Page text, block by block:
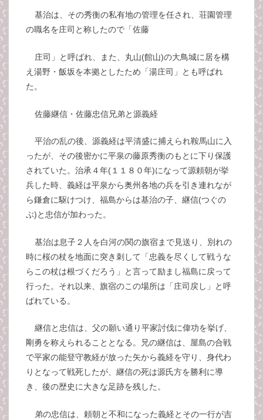
基治は、その秀衡の私有地の管理を任され、荘園管理
の職名を庄司と称したので「佐藤
庄司」と呼ばれ、また、丸山(館山)の大鳥城に居を構
え湯野・飯坂を本拠としたため「湯庄司」とも呼ばれ
た。
佐藤継信・佐藤忠信兄弟と源義経
平治の乱の後、源義経は平清盛に捕えられ鞍馬山に入
ったが、その後密かに平泉の藤原秀衡のもとに下り保護
されていた。治承４年(１１８０年)になって源頼朝が挙
兵した時、義経は平泉から奥州各地の兵を引き連れなが
ら鎌倉に駆けつけ、福島からは基治の子、継信(つぐの
ぶ)と忠信が加わった。
基治は息子２人を白河の関の旗宿まで見送り、別れの
時に桜の杖を地面に突き刺して「忠義を尽くして戦うな
らこの杖は根づくだろう」と言って励まし福島に戻って
行った。それ以来、旗宿のこの場所は「庄司戻し」と呼
ばれている。
継信と忠信は、父の願い通り平家討伐に偉功を挙げ、
剛勇を称えられることとなる。兄の継信は、屋島の合戦
で平家の能登守教経が放った矢から義経を守り、身代わ
りとなって戦死したが、継信の死は源氏方を勝利に導
き、後の歴史に大きな足跡を残した。
弟の忠信は、頼朝と不和になった義経とその一行が吉